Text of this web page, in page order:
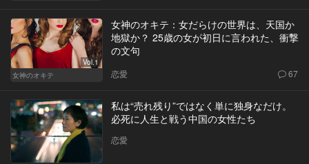
Vol.1
女神のオキテ
女神のオキテ：女だらけの世界は、天国か
地獄か？ 25歳の女が初日に言われた、衝撃
の文句
恋愛 67
私は“売れ残り”ではなく単に独身なだけ。
必死に人生と戦う中国の女性たち
恋愛